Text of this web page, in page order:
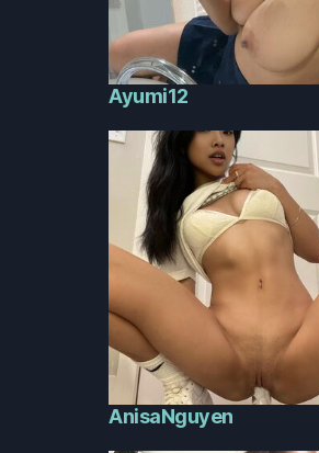
Ayumi12
AnisaNguyen